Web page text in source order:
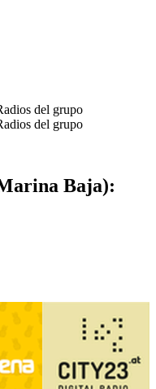
del grupo
del grupo
Baja):